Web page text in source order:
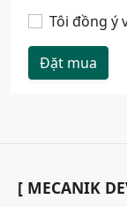
Tôi đồng ý
Đặt mua
[ MECANIK